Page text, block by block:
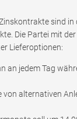
sind in
Die Partei mit
Lieferoptionen:
an jedem Tag
von alternativen